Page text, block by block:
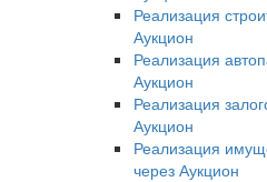
Реализация
Аукцион
Реализация
Аукцион
Реализация
Аукцион
Реализация
через Аукцион